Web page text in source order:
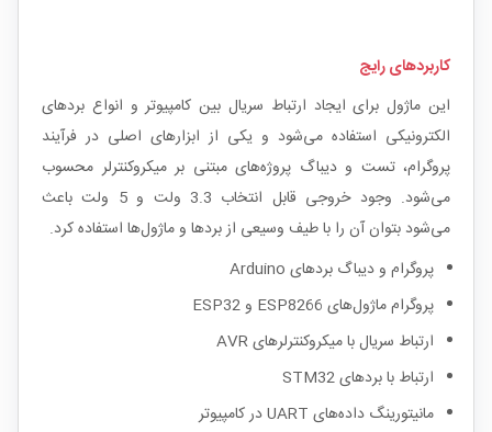
کاربردهای رایج
این ماژول برای ایجاد ارتباط سریال بین کامپیوتر و انواع بردهای
الکترونیکی استفاده می‌شود و یکی از ابزارهای اصلی در فرآیند
پروگرام، تست و دیباگ پروژه‌های مبتنی بر میکروکنترلر محسوب
می‌شود. وجود خروجی قابل انتخاب 3.3 ولت و 5 ولت باعث
می‌شود بتوان آن را با طیف وسیعی از بردها و ماژول‌ها استفاده کرد.
پروگرام و دیباگ بردهای Arduino
پروگرام ماژول‌های ESP8266 و ESP32
ارتباط سریال با میکروکنترلرهای AVR
ارتباط با بردهای STM32
مانیتورینگ داده‌های UART در کامپیوتر